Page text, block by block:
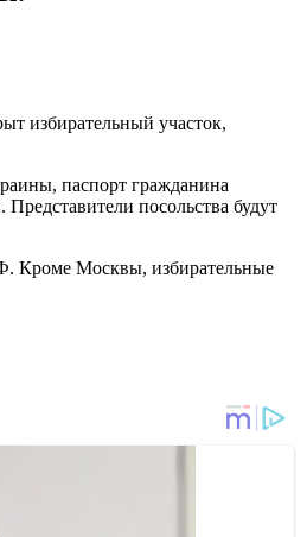
избирательный участок,
паспорт гражданина
посольства будут
Кроме Москвы, избирательные